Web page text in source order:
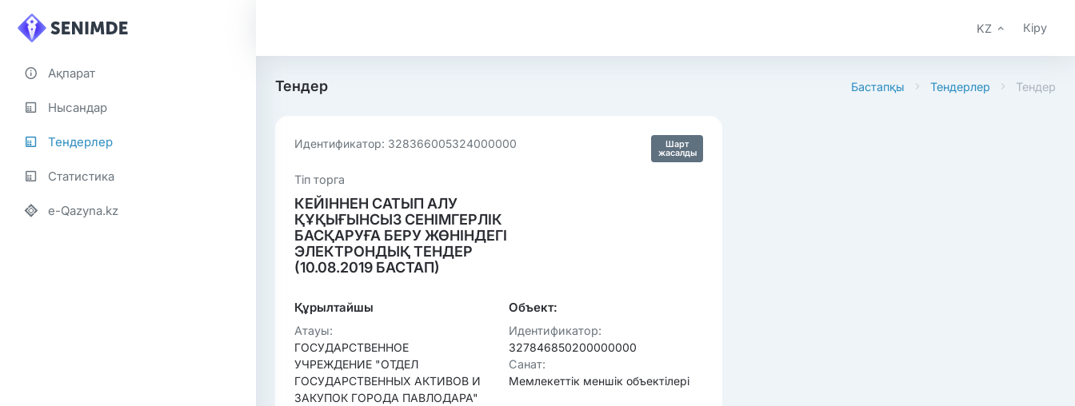
Ақпарат
Нысандар
Тендерлер
Статистика
e-Qazyna.kz
KZ Кіру
Бастапқы Тендерлер Тендер
Тендер
Идентификатор: 328366005324000000
Тiп торга
КЕЙІННЕН САТЫП АЛУ
ҚҰҚЫҒЫНСЫЗ СЕНІМГЕРЛІК
БАСҚАРУҒА БЕРУ ЖӨНІНДЕГІ
ЭЛЕКТРОНДЫҚ ТЕНДЕР
(10.08.2019 БАСТАП)
Шарт
жасалды
Құрылтайшы
Атауы:
ГОСУДАРСТВЕННОЕ
УЧРЕЖДЕНИЕ "ОТДЕЛ
ГОСУДАРСТВЕННЫХ АКТИВОВ И
ЗАКУПОК ГОРОДА ПАВЛОДАРА"
Объект:
Идентификатор:
327846850200000000
Санат:
Мемлекеттік меншік объектілері